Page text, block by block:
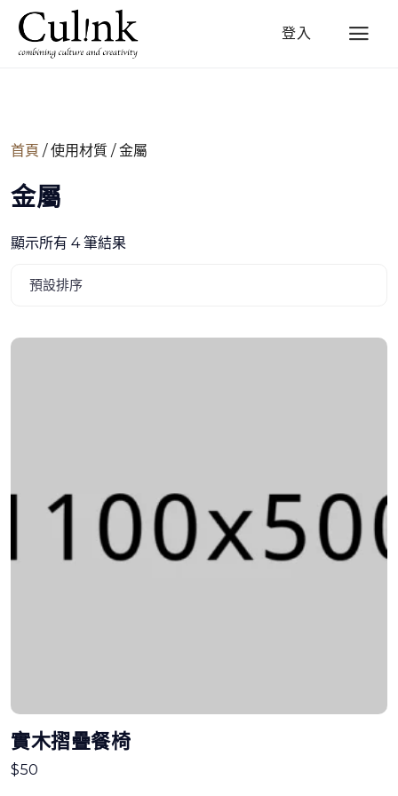
登入
首頁 / 使用材質 / 金屬
金屬
顯示所有 4 筆結果
實木摺疊餐椅
$50